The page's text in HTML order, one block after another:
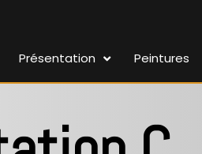
Présentation Peintures